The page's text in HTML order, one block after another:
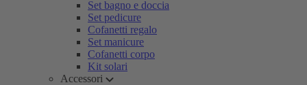
Set bagno e doccia
Set pedicure
Cofanetti regalo
Set manicure
Cofanetti corpo
Kit solari
Accessori